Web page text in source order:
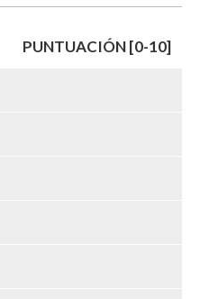
PUNTUACIÓN [0-10]